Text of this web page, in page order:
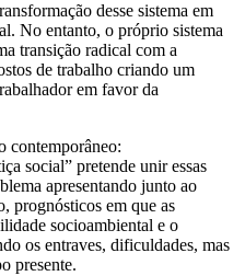
desse sistema em
No entanto, o próprio sistema
transição radical com a
de trabalho criando um
em favor da
contemporâneo:
social” pretende unir essas
apresentando junto ao
prognósticos em que as
socioambiental e o
os entraves, dificuldades, mas
presente.